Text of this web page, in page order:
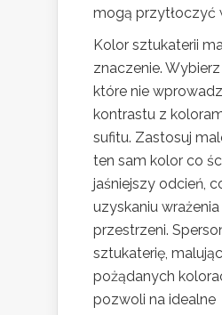
mogą przytłoczyć
Kolor sztukaterii
znaczenie.
które nie
kontrastu z
sufitu. Zastosuj
ten sam kolor co
jaśniejszy odcień,
uzyskaniu
przestrzeni.
sztukaterię,
pożądanych
pozwoli na idealne